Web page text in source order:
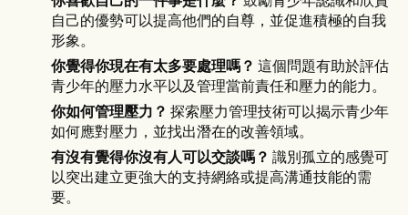
自己的優勢可以提高他們的自尊，並促進積極的自我
形象。
你覺得你現在有太多要處理嗎？ 這個問題有助於評估
青少年的壓力水平以及管理當前責任和壓力的能力。
你如何管理壓力？ 探索壓力管理技術可以揭示青少年
如何應對壓力，並找出潛在的改善領域。
有沒有覺得你沒有人可以交談嗎？ 識別孤立的感覺可
以突出建立更強大的支持網絡或提高溝通技能的需
要。